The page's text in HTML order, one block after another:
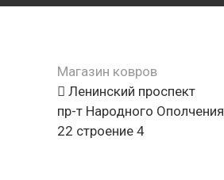
Магазин ковров
Ленинский проспект
пр-т Народного Ополчения
22 строение 4